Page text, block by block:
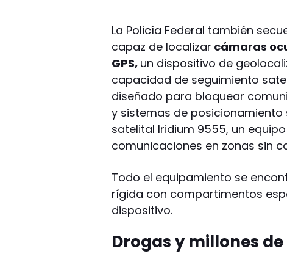
La Policía Federal también
capaz de localizar cámaras
GPS, un dispositivo de
capacidad de seguimiento
diseñado para bloquear
y sistemas de posicionamiento
satelital Iridium 9555, un
comunicaciones en zonas sin
Todo el equipamiento se
rígida con compartimentos
dispositivo.
Drogas y millones